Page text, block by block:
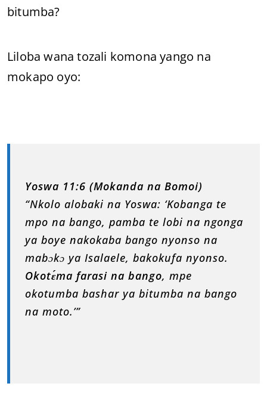
bitumba?
Liloba wana tozali komona yango na
mokapo oyo:
Yoswa 11:6 (Mokanda na Bomoi)
“Nkolo alobaki na Yoswa: ‘Kobanga te
mpo na bango, pamba te lobi na ngonga
ya boye nakokaba bango nyonso na
mabɔkɔ ya Isalaele, bakokufa nyonso.
Okotɛ́ma farasi na bango, mpe
okotumba bashar ya bitumba na bango
na moto.’”